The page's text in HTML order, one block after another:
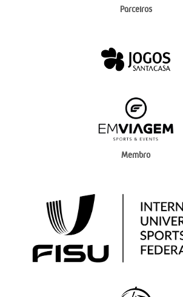
Parceiros
Membro